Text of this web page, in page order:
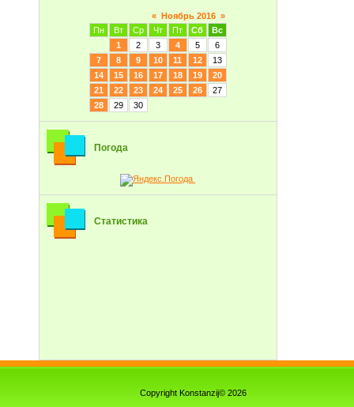
« Ноябрь 2016 »
Пн
Вт Ср Чт Пт Сб
Вс
1
2 3 4 5
6
7
8 9 10 11 12
13
14
15 16 17 18 19
20
21
22 23 24 25 26
27
28
29 30
Погода
Статистика
Copyright Konstanzij© 2026